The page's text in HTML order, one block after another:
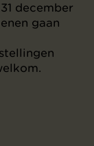
december
gaan